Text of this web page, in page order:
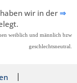
wir in der⇒
weiblich und männlich bzw
geschlechtsneutral.